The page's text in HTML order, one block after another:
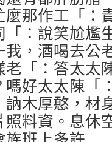
那作工「：
「：說笑尬尷
我，酒喝去公
老「：答太太
嗎好太太陳「
木厚憨，材
料資。息休